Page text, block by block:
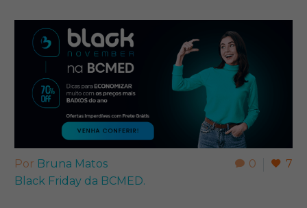
0 7
Por Bruna Matos
Black Friday da BCMED.